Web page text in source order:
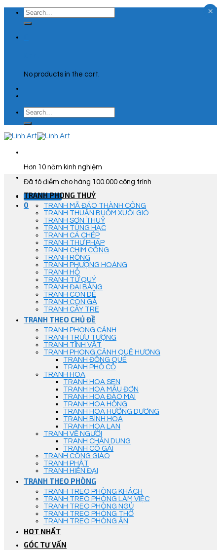
Skip
content
Search
for:
No products in the cart.
Search
for:
Hơn 10 năm kinh nghiệm
Đã tô điểm cho hàng 100.000 công trình
Góc Tư Vấn
0
TRANH PHONG THUỶ
TRANH MÃ ĐÁO THÀNH CÔNG
TRANH THUẬN BUỒM XUÔI GIÓ
TRANH SƠN THUỶ
TRANH TÙNG HẠC
TRANH CÁ CHÉP
TRANH THƯ PHÁP
TRANH CHIM CÔNG
TRANH RỒNG
TRANH PHƯỢNG HOÀNG
TRANH HỔ
TRANH TỨ QUÝ
TRANH ĐẠI BÀNG
TRANH CON DÊ
TRANH CON GÀ
TRANH CÂY TRE
TRANH THEO CHỦ ĐỀ
TRANH PHONG CẢNH
TRANH TRỪU TƯỢNG
TRANH TĨNH VẬT
TRANH PHONG CẢNH QUÊ HƯƠNG
TRANH ĐỒNG QUÊ
TRANH PHỐ CỔ
TRANH HOA
TRANH HOA SEN
TRANH HOA MẪU ĐƠN
TRANH HOA ĐÀO MAI
TRANH HOA HỒNG
TRANH HOA HƯỚNG DƯƠNG
TRANH BÌNH HOA
TRANH HOA LAN
TRANH VẼ NGƯỜI
TRANH CHÂN DUNG
TRANH CÔ GÁI
TRANH CÔNG GIÁO
TRANH PHẬT
TRANH HIỆN ĐẠI
TRANH THEO PHÒNG
TRANH TREO PHÒNG KHÁCH
TRANH TREO PHÒNG LÀM VIỆC
TRANH TREO PHÒNG NGỦ
TRANH TREO PHÒNG THỜ
TRANH TREO PHÒNG ĂN
HOT NHẤT
GÓC TƯ VẤN
×